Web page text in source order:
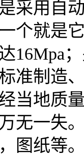
采用自
个就是
16Mpa
准制造
当地质
无一失
图纸等